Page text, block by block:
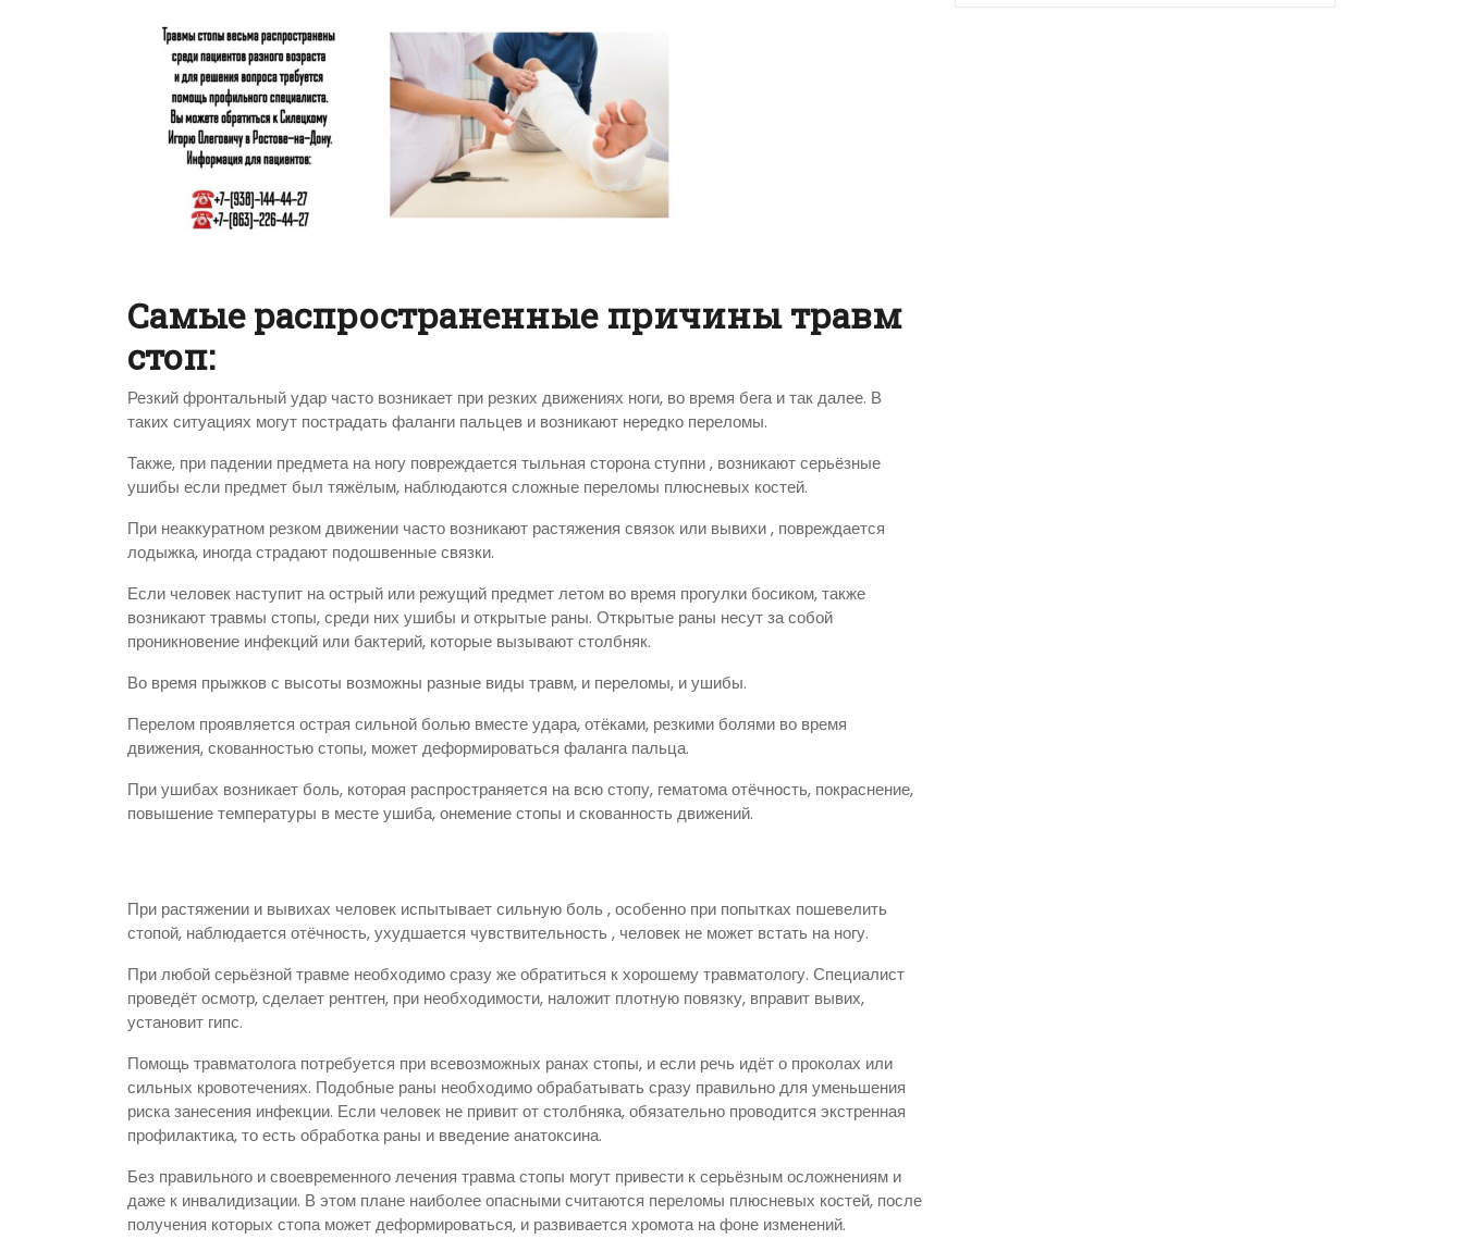
Самые распространенные причины травм
стоп:
Резкий фронтальный удар часто возникает при резких движениях ноги, во время бега и так далее. В
таких ситуациях могут пострадать фаланги пальцев и возникают нередко переломы.
Также, при падении предмета на ногу повреждается тыльная сторона ступни , возникают серьёзные
ушибы если предмет был тяжёлым, наблюдаются сложные переломы плюсневых костей.
При неаккуратном резком движении часто возникают растяжения связок или вывихи , повреждается
лодыжка, иногда страдают подошвенные связки.
Если человек наступит на острый или режущий предмет летом во время прогулки босиком, также
возникают травмы стопы, среди них ушибы и открытые раны. Открытые раны несут за собой
проникновение инфекций или бактерий, которые вызывают столбняк.
Во время прыжков с высоты возможны разные виды травм, и переломы, и ушибы.
Перелом проявляется острая сильной болью вместе удара, отёками, резкими болями во время
движения, скованностью стопы, может деформироваться фаланга пальца.
При ушибах возникает боль, которая распространяется на всю стопу, гематома отёчность, покраснение,
повышение температуры в месте ушиба, онемение стопы и скованность движений.
При растяжении и вывихах человек испытывает сильную боль , особенно при попытках пошевелить
стопой, наблюдается отёчность, ухудшается чувствительность , человек не может встать на ногу.
При любой серьёзной травме необходимо сразу же обратиться к хорошему травматологу. Специалист
проведёт осмотр, сделает рентген, при необходимости, наложит плотную повязку, вправит вывих,
установит гипс.
Помощь травматолога потребуется при всевозможных ранах стопы, и если речь идёт о проколах или
сильных кровотечениях. Подобные раны необходимо обрабатывать сразу правильно для уменьшения
риска занесения инфекции. Если человек не привит от столбняка, обязательно проводится экстренная
профилактика, то есть обработка раны и введение анатоксина.
Без правильного и своевременного лечения травма стопы могут привести к серьёзным осложнениям и
даже к инвалидизации. В этом плане наиболее опасными считаются переломы плюсневых костей, после
получения которых стопа может деформироваться, и развивается хромота на фоне изменений.